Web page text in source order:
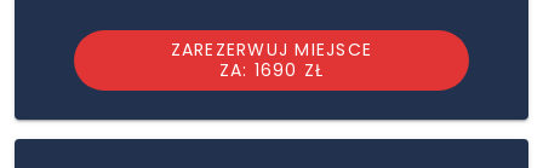
ZAREZERWUJ MIEJSCE
ZA: 1690 ZŁ